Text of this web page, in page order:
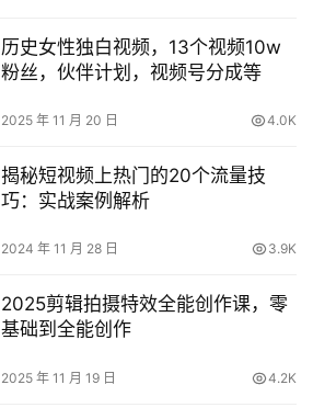
历史女性独白视频，13个视频10w
粉丝，伙伴计划，视频号分成等
2025 年 11 月 20 日 4.0K
揭秘短视频上热门的20个流量技
巧：实战案例解析
2024 年 11 月 28 日 3.9K
2025剪辑拍摄特效全能创作课，零
基础到全能创作
2025 年 11 月 19 日 4.2K